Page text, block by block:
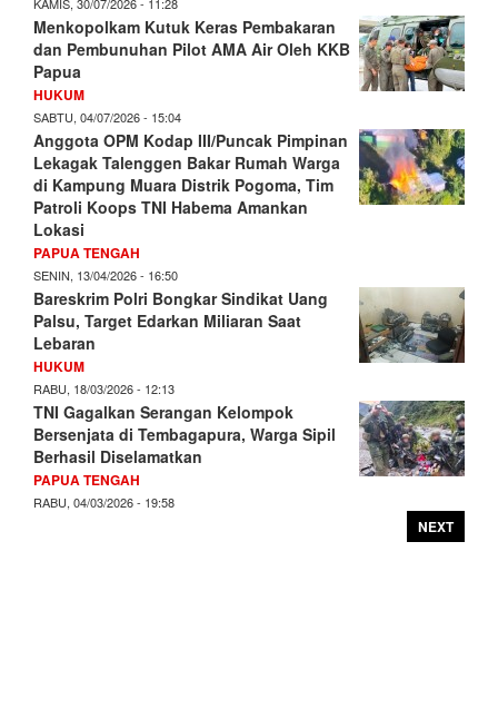
Menkopolkam Kutuk Keras Pembakaran
dan Pembunuhan Pilot AMA Air Oleh KKB
Papua
HUKUM
SABTU, 04/07/2026 - 15:04
Anggota OPM Kodap III/Puncak Pimpinan
Lekagak Talenggen Bakar Rumah Warga
di Kampung Muara Distrik Pogoma, Tim
Patroli Koops TNI Habema Amankan
Lokasi
PAPUA TENGAH
SENIN, 13/04/2026 - 16:50
Bareskrim Polri Bongkar Sindikat Uang
Palsu, Target Edarkan Miliaran Saat
Lebaran
HUKUM
RABU, 18/03/2026 - 12:13
TNI Gagalkan Serangan Kelompok
Bersenjata di Tembagapura, Warga Sipil
Berhasil Diselamatkan
PAPUA TENGAH
RABU, 04/03/2026 - 19:58
NEXT